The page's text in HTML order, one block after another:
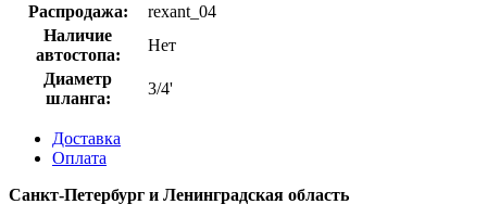
Распродажа:
rexant_04
Наличие
автостопа:
Нет
Диаметр
шланга:
3/4'
Доставка
Оплата
Санкт-Петербург и Ленинградская область